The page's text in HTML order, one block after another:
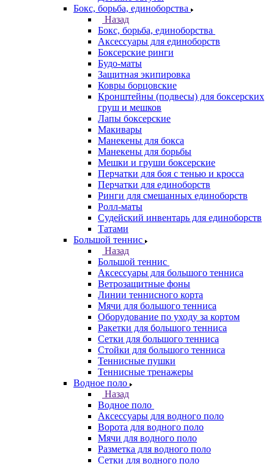
Бокс, борьба, единоборства
Назад
Бокс, борьба, единоборства
Аксессуары для единоборств
Боксерские ринги
Будо-маты
Защитная экипировка
Ковры борцовские
Кронштейны (подвесы) для боксерских
груш и мешков
Лапы боксерские
Макивары
Манекены для бокса
Манекены для борьбы
Мешки и груши боксерские
Перчатки для боя с тенью и кросса
Перчатки для единоборств
Ринги для смешанных единоборств
Ролл-маты
Судейский инвентарь для единоборств
Татами
Большой теннис
Назад
Большой теннис
Аксессуары для большого тенниса
Ветрозащитные фоны
Линии теннисного корта
Мячи для большого тенниса
Оборудование по уходу за кортом
Ракетки для большого тенниса
Сетки для большого тенниса
Стойки для большого тенниса
Теннисные пушки
Теннисные тренажеры
Водное поло
Назад
Водное поло
Аксессуары для водного поло
Ворота для водного поло
Мячи для водного поло
Разметка для водного поло
Сетки для водного поло